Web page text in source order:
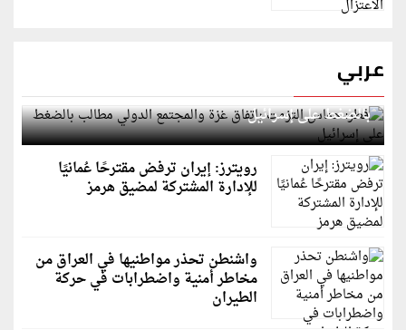
عربي
قطر: حماس التزمت باتفاق غزة والمجتمع الدولي مطالب
بالضغط على إسرائيل
رويترز: إيران ترفض مقترحًا عُمانيًا
للإدارة المشتركة لمضيق هرمز
واشنطن تحذر مواطنيها في العراق من
مخاطر أمنية واضطرابات في حركة
الطيران